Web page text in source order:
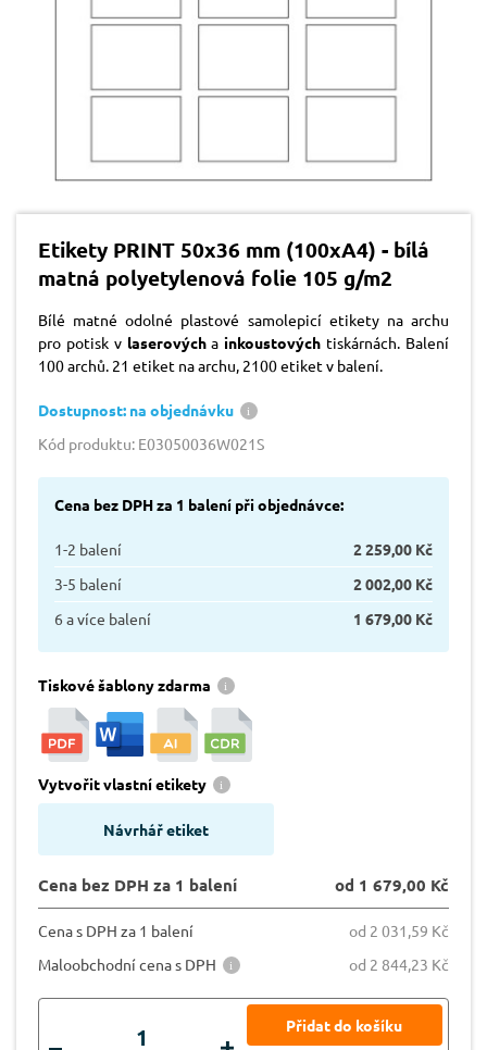
Etikety PRINT 50x36 mm (100xA4) - bílá
matná polyetylenová folie 105 g/m2
Bílé matné odolné plastové samolepicí etikety na archu
pro potisk v laserovýcha inkoustových tiskárnách. Balení
100 archů. 21 etiket na archu, 2100 etiket v balení.
Dostupnost: na objednávku
Kód produktu: E03050036W021S
Cena bez DPH za 1 balení při objednávce:
1-2 balení
2 259,00 Kč
3-5 balení
2 002,00 Kč
6 a více balení
1 679,00 Kč
Tiskové šablony zdarma
Vytvořit vlastní etikety
Návrhář etiket
Cena bez DPH za 1 balení od 1 679,00 Kč
Cena s DPH za 1 balení
od 2 031,59 Kč
Maloobchodní cena s DPH
od 2 844,23 Kč